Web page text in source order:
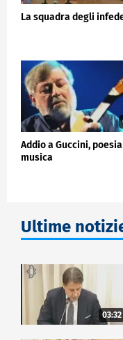
La squadra degli
Addio a Guccini,
musica
Ultime
03:32